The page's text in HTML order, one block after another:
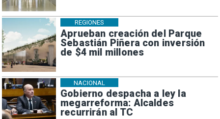
Aprueban creación del Parque
Sebastián Piñera con inversión
de $4 mil millones
REGIONES
Gobierno despacha a ley la
megarreforma: Alcaldes
recurrirán al TC
NACIONAL